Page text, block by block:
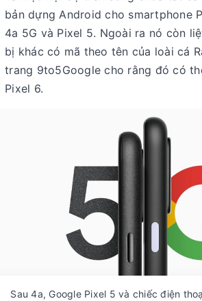
bản dựng Android cho smartphone
4a 5G và Pixel 5. Ngoài ra nó còn
bị khác có mã theo tên của loài cá
trang 9to5Google cho rằng đó có
Pixel 6.
Sau 4a, Google Pixel 5 và chiếc điện